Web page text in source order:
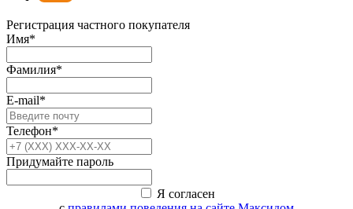
Регистрация частного покупателя
Имя*
Фамилия*
E-mail*
Телефон*
Придумайте пароль
Я согласен